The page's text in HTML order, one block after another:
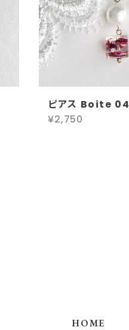
ピアス Boite 04
¥2,750
HOME